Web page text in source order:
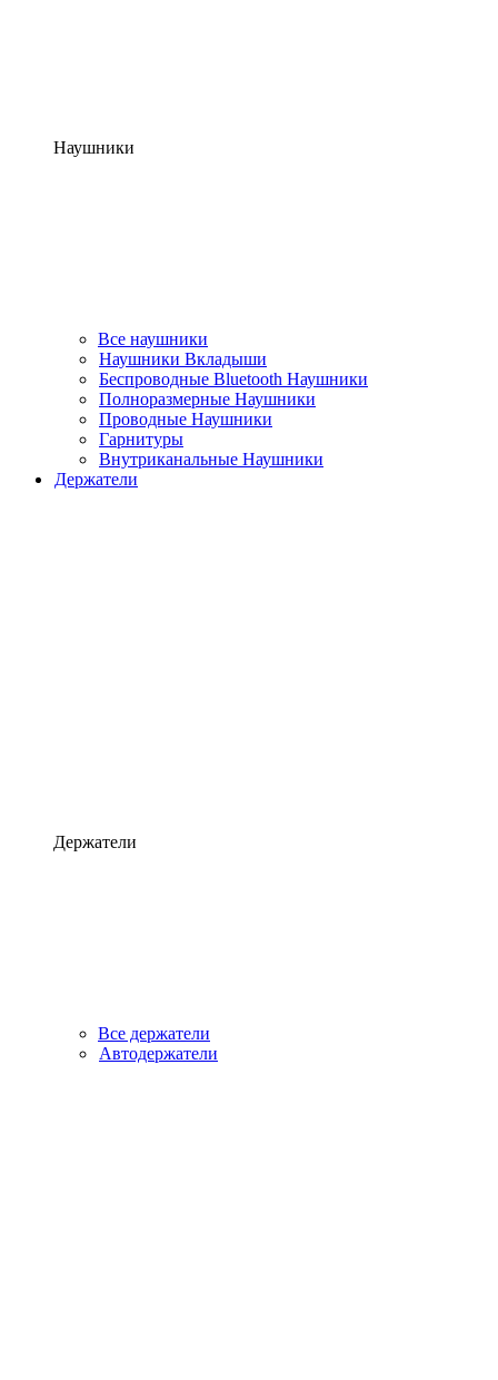
Наушники
Все наушники
Наушники Вкладыши
Беспроводные Bluetooth Наушники
Полноразмерные Наушники
Проводные Наушники
Гарнитуры
Внутриканальные Наушники
Держатели
Держатели
Все держатели
Автодержатели